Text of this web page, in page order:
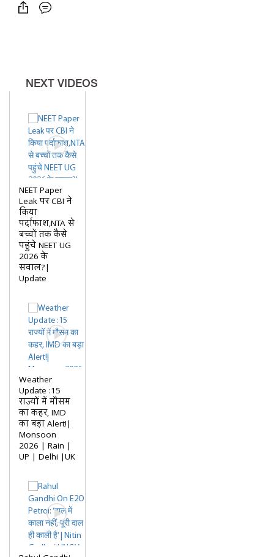
NEXT VIDEOS
NEET Paper
Leak पर CBI ने
किया
पर्दाफाश,NTA से
बच्चों तक कैसे
पहुंचे NEET UG
2026 के
सवाल?|
Update
Weather
Update :15
राज्यों में मौसम
का कहर, IMD
का बड़ा Alert!|
Monsoon
2026 | Rain |
UP | Delhi |UK